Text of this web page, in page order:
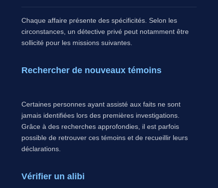
Chaque affaire présente des spécificités. Selon les
circonstances, un détective privé peut notamment être
sollicité pour les missions suivantes.
Rechercher de nouveaux témoins
Certaines personnes ayant assisté aux faits ne sont
jamais identifiées lors des premières investigations.
Grâce à des recherches approfondies, il est parfois
possible de retrouver ces témoins et de recueillir leurs
déclarations.
Vérifier un alibi